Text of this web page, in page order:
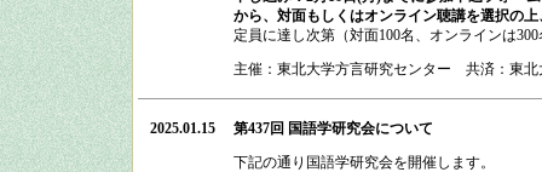
から、対面もしくはオンライン聴講を選択の
定員に達し次第（対面100名、オンラインは300
主催：東北大学方言研究センター 共済：東北
2025.01.15 第437回 国語学研究会について
下記の通り 国語学研究会を開催します。